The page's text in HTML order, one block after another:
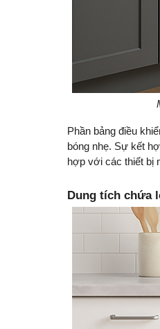
Phần bảng điều
bóng nhẹ. Sự kết
hợp với các thiết bị
Dung tích chứa